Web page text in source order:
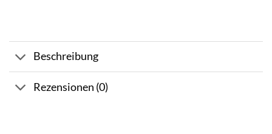
Beschreibung
Rezensionen (0)